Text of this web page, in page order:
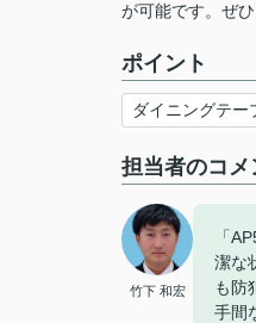
が可能です。ぜ
ポイント
ダイニングテー
担当者のコメ
竹下 和宏
「
潔な
も防
手間